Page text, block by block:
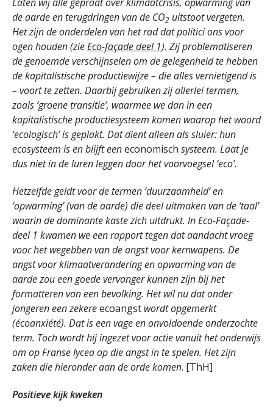
de aarde en terugdringen van de CO2 uitstoot vergeten.
Het zijn de onderdelen van het rad dat politici ons voor
ogen houden (zieEco-façade deel 1). Zij problematiseren
de genoemde verschijnselen om de gelegenheid te hebben
de kapitalistische productiewijze – die alles vernietigend is
– voort te zetten. Daarbij gebruiken zij allerlei termen,
zoals ‘groene transitie’, waarmee we dan in een
kapitalistische productiesysteem komen waarop het woord
‘ecologisch’ is geplakt. Dat dient alleen als sluier: hun
ecosysteem is en blijft eeneconomisch systeem. Laat je
dus niet in de luren leggen door het voorvoegsel ‘eco’.
Hetzelfde geldt voor de termen ‘duurzaamheid’ en
‘opwarming’ (van de aarde) die deel uitmaken van de ‘taal’
waarin de dominante kaste zich uitdrukt. In Eco-Façade-
deel 1 kwamen we een rapport tegen dat aandacht vroeg
voor het wegebben van de angst voor kernwapens. De
angst voor klimaatverandering en opwarming van de
aarde zou een goede vervanger kunnen zijn bij het
formatteren van een bevolking. Het wil nu dat onder
jongeren een zekereecoangst wordt opgemerkt
(écoanxiété). Dat is een vage en onvoldoende onderzochte
term. Toch wordt hij ingezet voor actie vanuit het onderwijs
om op Franse lycea op die angst in te spelen. Het zijn
zaken die hieronder aan de orde komen. [ThH]
Positieve kijk kweken